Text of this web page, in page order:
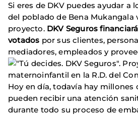
Si eres de DKV puedes ayudar a
del poblado de Bena Mukangala
proyecto. DKV Seguros
votados por sus clientes,
mediadores, empleados y
Hoy en día, todavía hay millones
pueden recibir una atención
durante todo su proceso de